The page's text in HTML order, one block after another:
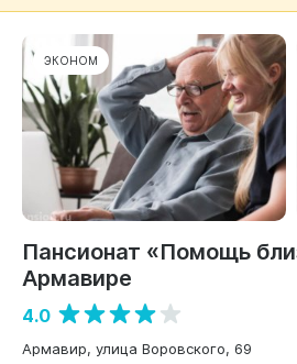
ЭКОНОМ
Пансионат «Помощь
Армавире
4.0
Армавир, улица Воровского, 69